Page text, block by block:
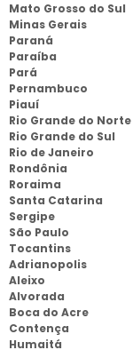
Mato Grosso do Sul
Minas Gerais
Paraná
Paraíba
Pará
Pernambuco
Piauí
Rio Grande do Norte
Rio Grande do Sul
Rio de Janeiro
Rondônia
Roraima
Santa Catarina
Sergipe
São Paulo
Tocantins
Adrianopolis
Aleixo
Alvorada
Boca do Acre
Contença
Humaitá